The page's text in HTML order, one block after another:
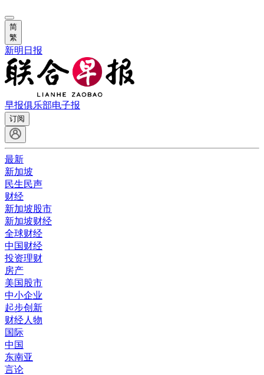
简
繁
新明日报
早报俱乐部电子报
订阅
最新
新加坡
民生民声
财经
新加坡股市
新加坡财经
全球财经
中国财经
投资理财
房产
美国股市
中小企业
起步创新
财经人物
国际
中国
东南亚
言论